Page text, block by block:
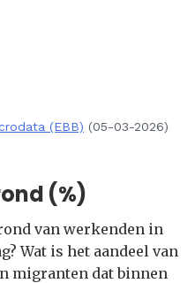
(EBB) (05-03-2026)
(%)
van werkenden in
Wat is het aandeel van
migranten dat binnen